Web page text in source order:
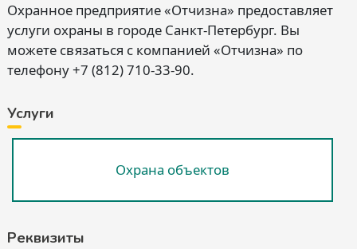
Охранное предприятие «Отчизна» предоставляет
услуги охраны в городе Санкт-Петербург. Вы
можете связаться с компанией «Отчизна» по
телефону +7 (812) 710-33-90.
Услуги
Охрана объектов
Реквизиты